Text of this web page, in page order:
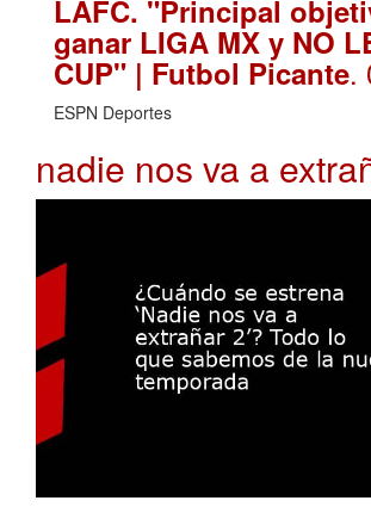
LAFC. "Principal
ganar LIGA MX y NO
CUP" | Futbol Picante.
ESPN Deportes
nadie nos va a